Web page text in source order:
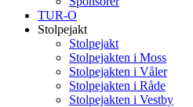
TUR-O
Stolpejakt
Stolpejakt
Stolpejakten i Moss
Stolpejakten i Våler
Stolpejakten i Råde
Stolpejakten i Vestby